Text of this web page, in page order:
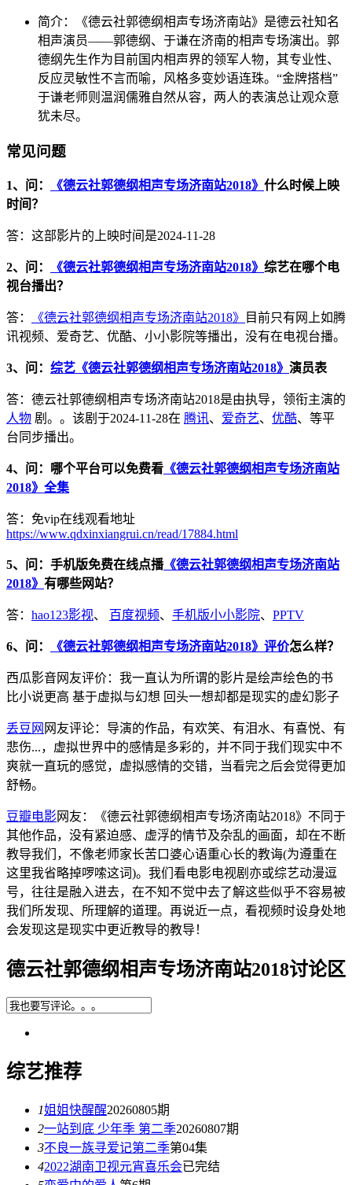
简介：
《德云社郭德纲相声专场济南站》是德云社知名
相声演员——郭德纲、于谦在济南的相声专场演出。郭
德纲先生作为目前国内相声界的领军人物，其专业性、
反应灵敏性不言而喻，风格多变妙语连珠。“金牌搭档”
于谦老师则温润儒雅自然从容，两人的表演总让观众意
犹未尽。
常见问题
1、问： 《德云社郭德纲相声专场济南站2018》 什么时候上映
时间？
答：这部影片的上映时间是2024-11-28
2、问： 《德云社郭德纲相声专场济南站2018》 综艺在哪个电
视台播出？
答： 《德云社郭德纲相声专场济南站2018》
目前只有网上如腾
讯视频、爱奇艺、优酷、小小影院等播出，没有在电视台播。
3、问： 综艺《德云社郭德纲相声专场济南站2018》 演员表
答：德云社郭德纲相声专场济南站2018是由执导，领衔主演的
人物 剧。。该剧于2024-11-28在 腾讯、 爱奇艺、 优酷、等平
台同步播出。
4、问：哪个平台可以免费看 《德云社郭德纲相声专场济南站
2018》全集
答：免vip在线观看地址
https://www.qdxinxiangrui.cn/read/17884.html
5、问：手机版免费在线点播《德云社郭德纲相声专场济南站
2018》 有哪些网站？
答： hao123影视、 百度视频、 手机版小小影院、 PPTV
6、问： 《德云社郭德纲相声专场济南站2018》评价怎么样？
西瓜影音网友评价：我一直认为所谓的影片是绘声绘色的书
比小说更高 基于虚拟与幻想 回头一想却都是现实的虚幻影子
丢豆网 网友评论：导演的作品，有欢笑、有泪水、有喜悦、有
悲伤...，虚拟世界中的感情是多彩的，并不同于我们现实中不
爽就一直玩的感觉，虚拟感情的交错，当看完之后会觉得更加
舒畅。
豆瓣电影网友：《德云社郭德纲相声专场济南站2018》不同于
其他作品，没有紧迫感、虚浮的情节及杂乱的画面，却在不断
教导我们，不像老师家长苦口婆心语重心长的教诲(为遵重在
这里我省略掉啰嗦这词)。我们看电影电视剧亦或综艺动漫逗
号，往往是融入进去，在不知不觉中去了解这些似乎不容易被
我们所发现、所理解的道理。再说近一点，看视频时设身处地
会发现这是现实中更近教导的教导！
德云社郭德纲相声专场济南站2018讨论区
综艺推荐
1姐姐快醒醒20260805期
2一站到底 少年季 第二季20260807期
3不良一族寻爱记第二季第04集
42022湖南卫视元宵喜乐会已完结